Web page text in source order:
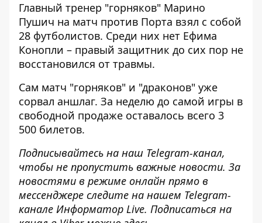
Главный тренер "горняков" Марино
Пушич на матч против Порта взял с собой
28 футболистов. Среди них нет Ефима
Конопли – правый защитник до сих пор не
восстановился от травмы.
Сам матч "горняков" и "драконов" уже
сорвал аншлаг. За неделю до самой игры в
свободной продаже оставалось всего 3
500 билетов.
Подписывайтесь на наш Telegram-канал,
чтобы не пропустить важные новости. За
новостями в режиме онлайн прямо в
мессенджере следите на нашем Telegram-
канале Информатор Live. Подписаться на